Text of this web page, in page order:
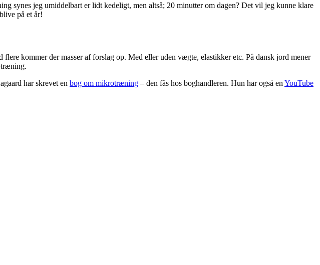
synes jeg umiddelbart er lidt kedeligt, men altså; 20 minutter om dagen? Det vil jeg kunne klare
på et år!
kommer der masser af forslag op. Med eller uden vægte, elastikker etc. På dansk jord mener
har skrevet en bog om mikrotræning – den fås hos boghandleren. Hun har også en YouTube